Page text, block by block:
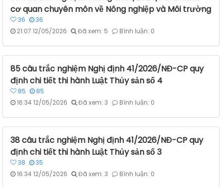
cơ quan chuyên môn về Nông nghiệp và Môi trường
36
36
21:07 12/05/2026
Đã xem: 5 Bình luận: 0
85 câu trắc nghiệm Nghị định 41/2026/NĐ-CP quy
định chi tiết thi hành Luật Thủy sản số 4
85
85
16:34 12/05/2026
Đã xem: 3 Bình luận: 0
38 câu trắc nghiệm Nghị định 41/2026/NĐ-CP quy
định chi tiết thi hành Luật Thủy sản số 3
38
35
16:34 12/05/2026
Đã xem: 3 Bình luận: 0